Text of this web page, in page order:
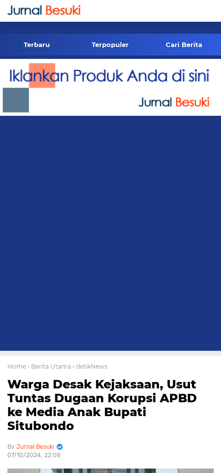
-->
Terbaru Terpopuler Cari Berita
Home › Berita Utama › detikNews
Warga Desak Kejaksaan, Usut
Tuntas Dugaan Korupsi APBD
ke Media Anak Bupati
Situbondo
Jurnal Besuki
07/10/2024 22:08